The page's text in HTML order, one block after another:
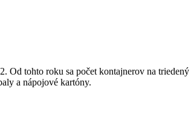
tohto roku sa počet kontajnerov na
a nápojové kartóny.